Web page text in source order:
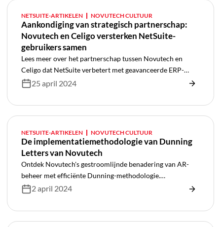
NETSUITE-ARTIKELEN NOVUTECH CULTUUR
Aankondiging van strategisch partnerschap:
Novutech en Celigo versterken NetSuite-
gebruikers samen
Lees meer over het partnerschap tussen Novutech en
Celigo dat NetSuite verbetert met geavanceerde ERP-
oplossingen en integraties voor superieure efficiëntie.
25 april 2024
NETSUITE-ARTIKELEN NOVUTECH CULTUUR
De implementatiemethodologie van Dunning
Letters van Novutech
Ontdek Novutech's gestroomlijnde benadering van AR-
beheer met efficiënte Dunning-methodologie.
Vereenvoudig processen en optimaliseer moeiteloos
2 april 2024